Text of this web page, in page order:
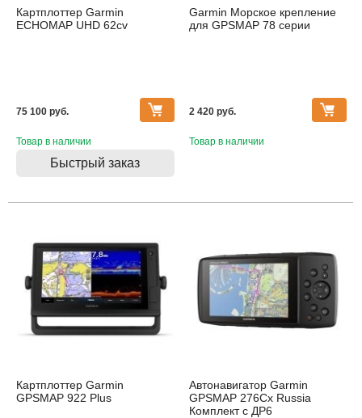
Картплоттер Garmin
ECHOMAP UHD 62cv
75 100 pуб.
Товар в наличии
Быстрый заказ
Garmin Морское крепление
для GPSMAP 78 серии
2 420 pуб.
Товар в наличии
Картплоттер Garmin
GPSMAP 922 Plus
Автонавигатор Garmin
GPSMAP 276Cx Russia
Комплект с ДР6